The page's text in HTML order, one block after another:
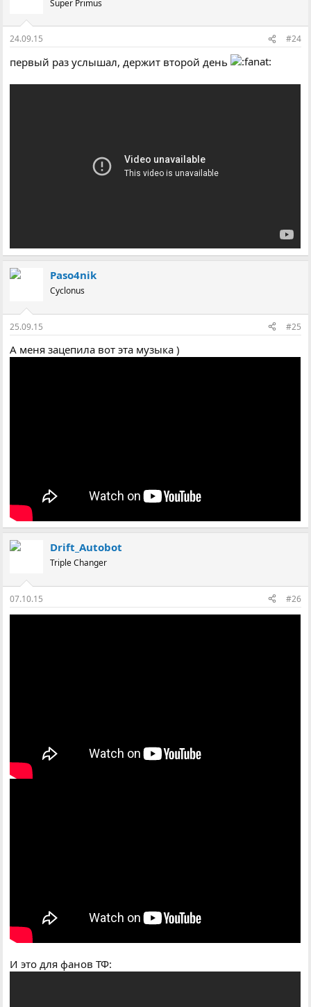
Super Primus
24.09.15 #24
первый раз услышал, держит второй день
Paso4nik
Cyclonus
25.09.15 #25
А меня зацепила вот эта музыка )
Drift_Autobot
Triple Changer
07.10.15 #26
И это для фанов ТФ: